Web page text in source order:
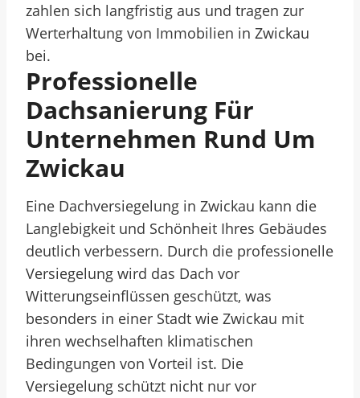
zahlen sich langfristig aus und tragen zur
Werterhaltung von Immobilien in Zwickau
bei.
Professionelle
Dachsanierung Für
Unternehmen Rund Um
Zwickau
Eine Dachversiegelung in Zwickau kann die
Langlebigkeit und Schönheit Ihres Gebäudes
deutlich verbessern. Durch die professionelle
Versiegelung wird das Dach vor
Witterungseinflüssen geschützt, was
besonders in einer Stadt wie Zwickau mit
ihren wechselhaften klimatischen
Bedingungen von Vorteil ist. Die
Versiegelung schützt nicht nur vor